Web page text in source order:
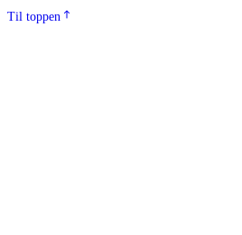
Til toppen